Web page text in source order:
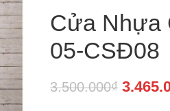
Cửa Nhựa
05-CSĐ08
3.500.000₫